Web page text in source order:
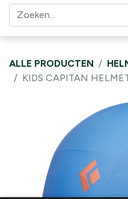
ALLE PRODUCTEN
KIDS CAPITAN